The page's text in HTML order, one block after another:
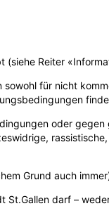
Reiter
für nicht
oder gegen
Grund auch
St.Gallen darf –